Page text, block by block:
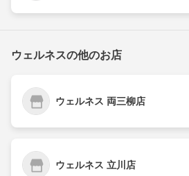
ウェルネスの他のお店
ウェルネス 両三柳店
ウェルネス 立川店